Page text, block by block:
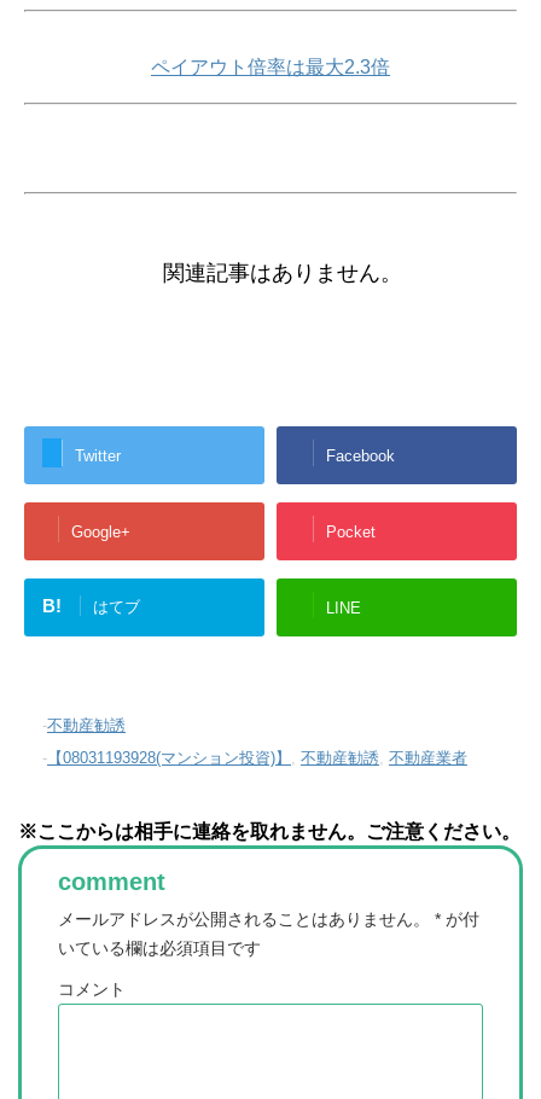
ペイアウト倍率は最大2.3倍
関連記事はありません。
Twitter Facebook
Google+ Pocket
B! はてブ LINE
-不動産勧誘
- 【08031193928(マンション投資)】 不動産勧誘 不動産業者
※ここからは相手に連絡を取れません。ご注意ください。
comment
メールアドレスが公開されることはありません。 * が付
いている欄は必須項目です
コメント